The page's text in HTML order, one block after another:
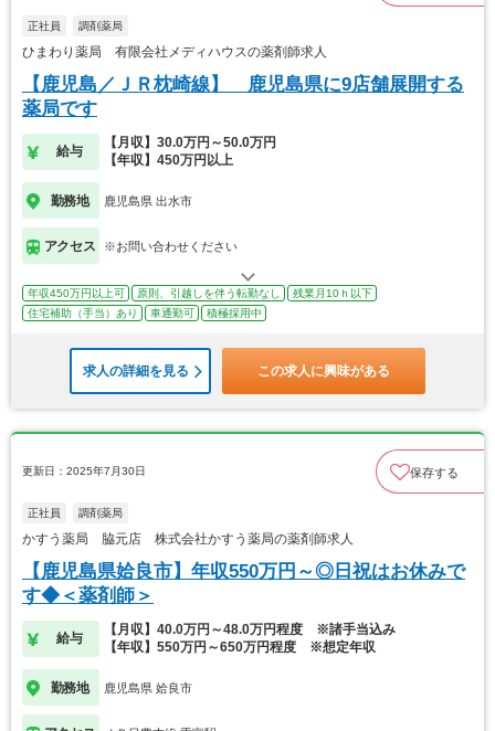
正社員 調剤薬局
ひまわり薬局 有限会社メディハウスの薬剤師求人
【鹿児島／ＪＲ枕崎線】 鹿児島県に9店舗展開する
薬局です
給与
【月収】30.0万円～50.0万円
【年収】450万円以上
勤務地 鹿児島県 出水市
アクセス ※お問い合わせください
年収450万円以上可 原則、引越しを伴う転勤なし
残業月10ｈ以下
住宅補助（手当）あり
車通勤可 積極採用中
求人の詳細を見る この求人に興味がある
更新日：2025年7月30日 保存する
正社員 調剤薬局
かすう薬局 脇元店 株式会社かすう薬局の薬剤師求人
【鹿児島県姶良市】年収550万円～◎日祝はお休みで
す◆＜薬剤師＞
給与
【月収】40.0万円～48.0万円程度 ※諸手当込み
【年収】550万円～650万円程度 ※想定年収
勤務地 鹿児島県 姶良市